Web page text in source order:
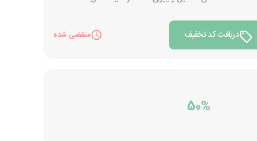
دریافت کد تخفیف منقضی شده
50%